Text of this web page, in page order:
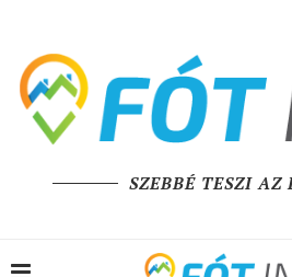
SZEBBÉ TESZI AZ